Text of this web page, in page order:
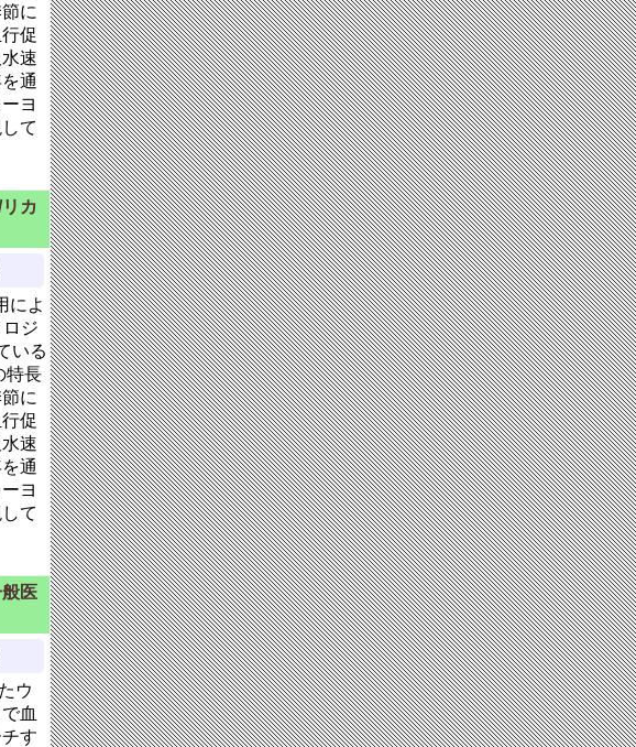
に
促
速
通
ヨ
て
カ
によ
ジ
いる
特長
に
促
速
通
ヨ
て
医
ウ
血
す